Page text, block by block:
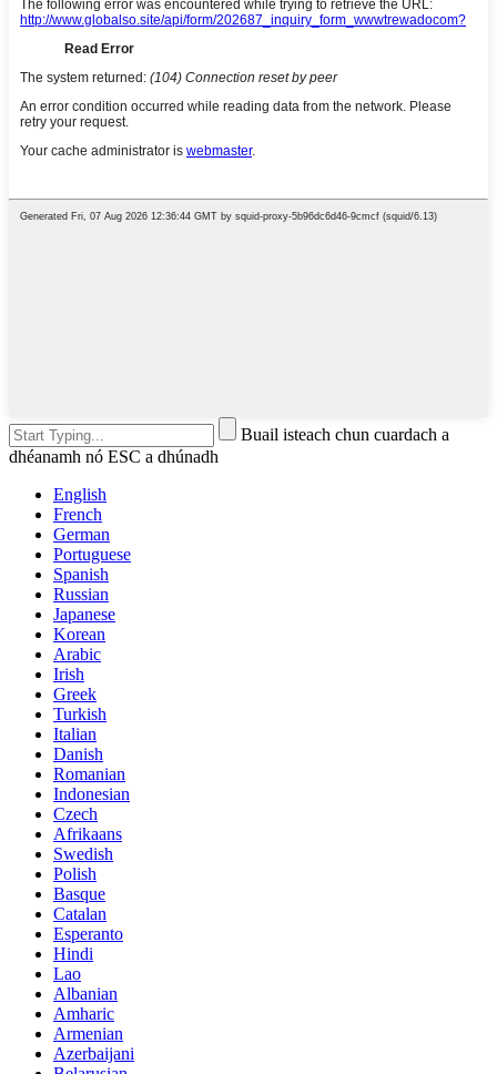
Buail isteach chun cuardach a
dhéanamh nó ESC a dhúnadh
English
French
German
Portuguese
Spanish
Russian
Japanese
Korean
Arabic
Irish
Greek
Turkish
Italian
Danish
Romanian
Indonesian
Czech
Afrikaans
Swedish
Polish
Basque
Catalan
Esperanto
Hindi
Lao
Albanian
Amharic
Armenian
Azerbaijani